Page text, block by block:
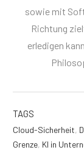
sowie mit
Richtung
erledigen
TAGS
Cloud-Sicherheit,
Grenze, KI in